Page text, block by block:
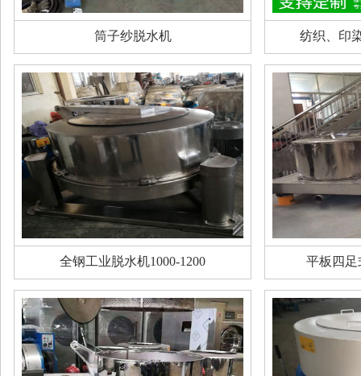
筒子纱脱水机 纺织、印
全钢工业脱水机1000-1200 平板四足